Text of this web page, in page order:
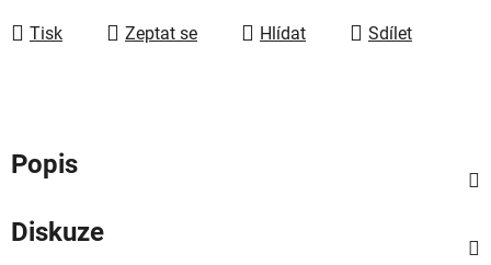
Tisk Zeptat se Hlídat Sdílet
Popis
Diskuze